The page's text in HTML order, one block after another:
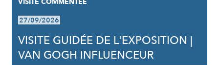
27/09/2026
VISITE GUIDÉE DE L'EXPOSITION |
VAN GOGH INFLUENCEUR